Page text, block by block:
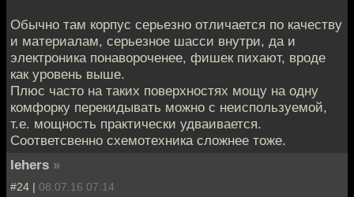
Обычно там корпус серьезно отличается по качеству
и материалам, серьезное шасси внутри, да и
электроника понавороченее, фишек пихают, вроде
как уровень выше.
Плюс часто на таких поверхностях мощу на одну
комфорку перекидывать можно с неиспользуемой,
т.е. мощность практически удваивается.
Соответсвенно схемотехника сложнее тоже.
lehers »
#24 | 08.07.16 07:14